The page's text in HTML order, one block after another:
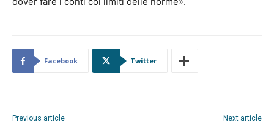
Facebook Twitter
Previous article Next article